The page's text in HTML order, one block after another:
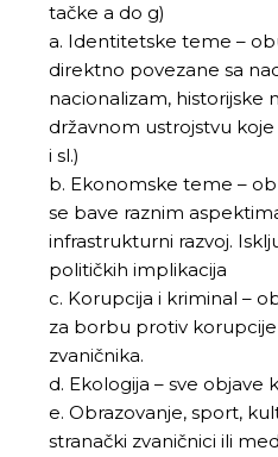
tačke a do g)
a. Identitetske teme –
direktno povezane sa
nacionalizam, historijske
državnom ustrojstvu
i sl.)
b. Ekonomske teme –
se bave raznim
infrastrukturni razvoj.
političkih implikacija
c. Korupcija i kriminal –
za borbu protiv
zvaničnika.
d. Ekologija – sve objave
e. Obrazovanje, sport,
stranački zvaničnici ili